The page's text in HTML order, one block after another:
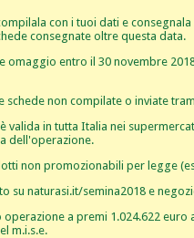
con i tuoi dati e
consegnate oltre questa data.
omaggio entro il 30 novembre
schede non compilate o inviate
valida in tutta Italia nei
dell'operazione.
non promozionabili per legge
su naturasi.it/semina2018 e
a premi 1.024.622 euro
m.i.s.e.